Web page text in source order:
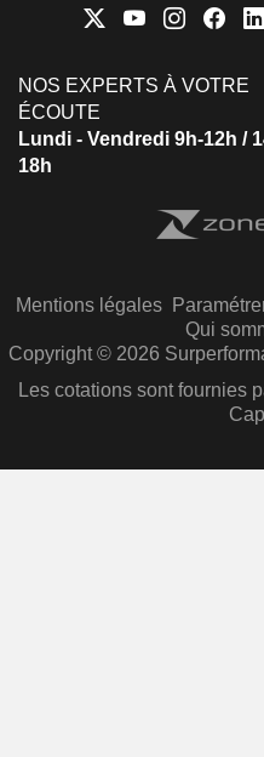
NOS EXPERTS À VOTRE
ÉCOUTE
Lundi - Vendredi 9h-12h /
18h
Mentions légales
Qui
Copyright © 2026
Les cotations sont fournies